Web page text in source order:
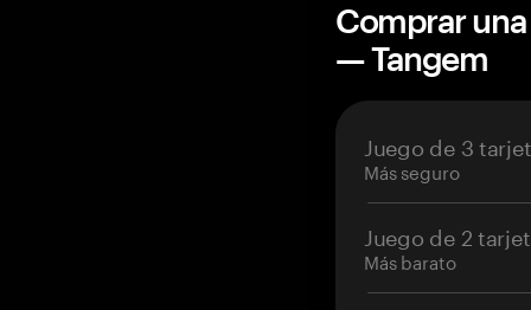
Comprar
— Tangem
Juego de 3
Más seguro
Juego de 2
Más barato